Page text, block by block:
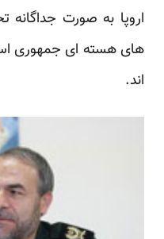
اروپا به صورت جداگانه
های هسته ای جمهوری
اند.